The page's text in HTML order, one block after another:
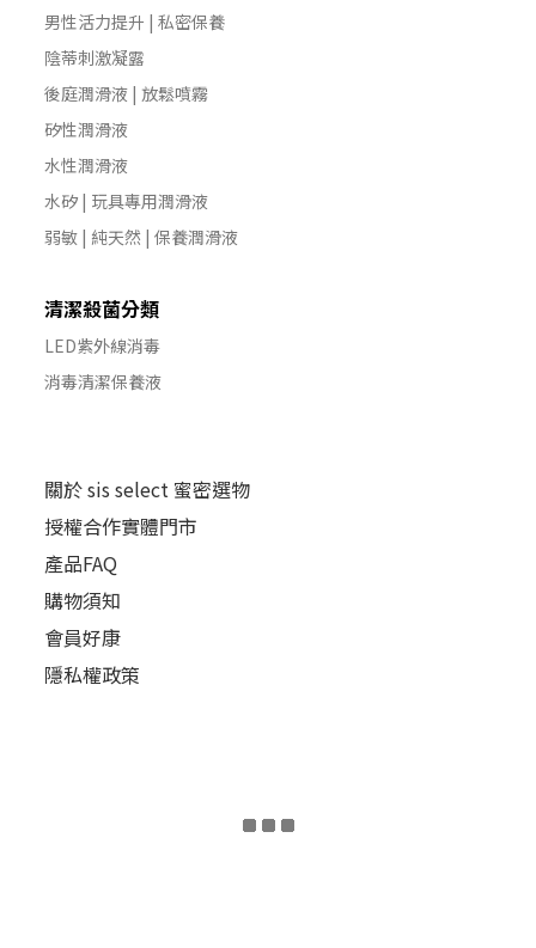
男性活力提升 | 私密保養
陰蒂刺激凝露
後庭潤滑液 | 放鬆噴霧
矽性潤滑液
水性潤滑液
水矽 | 玩具專用潤滑液
弱敏 | 純天然 | 保養潤滑液
清潔殺菌分類
LED紫外線消毒
消毒清潔保養液
關於 sis select 蜜密選物
授權合作實體門市
產品FAQ
購物須知
會員好康
隱私權政策